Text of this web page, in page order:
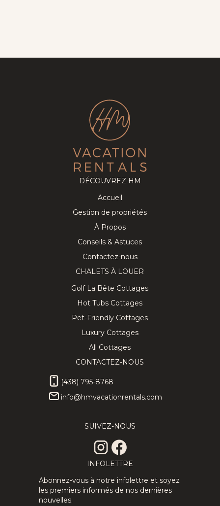
DÉCOUVREZ HM
Accueil
Gestion de propriétés
À Propos
Conseils & Astuces
Contactez-nous
CHALETS À LOUER
Golf La Bête Cottages
Hot Tubs Cottages
Pet-Friendly Cottages
Luxury Cottages
All Cottages
CONTACTEZ-NOUS
(438) 795-8768
info@hmvacationrentals.com
SUIVEZ-NOUS
INFOLETTRE
Abonnez-vous à notre infolettre et soyez
les premiers informés de nos dernières
nouvelles.